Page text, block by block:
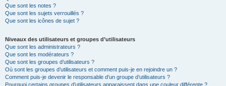
Que sont les notes ?
Que sont les sujets verrouillés ?
Que sont les icônes de sujet ?
Niveaux des utilisateurs et groupes d’utilisateurs
Que sont les administrateurs ?
Que sont les modérateurs ?
Que sont les groupes d’utilisateurs ?
Où sont les groupes d’utilisateurs et comment puis-je en rejoindre un ?
Comment puis-je devenir le responsable d’un groupe d’utilisateurs ?
Pourquoi certains groupes d’utilisateurs apparaissent dans une couleur différente ?